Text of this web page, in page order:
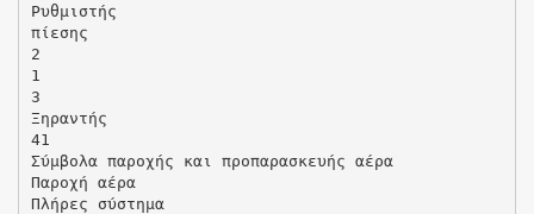
Ρυθµιστής
πίεσης
2
1
3
Ξηραντής
41
Σύµβολα παροχής και προπαρασκευής αέρα
Παροχή αέρα
Πλήρες σύστηµα